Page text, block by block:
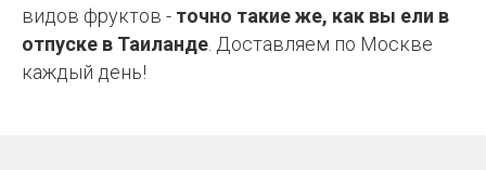
видов фруктов - точно такие же, как вы ели в
отпуске в Таиланде . Доставляем по Москве
каждый день!